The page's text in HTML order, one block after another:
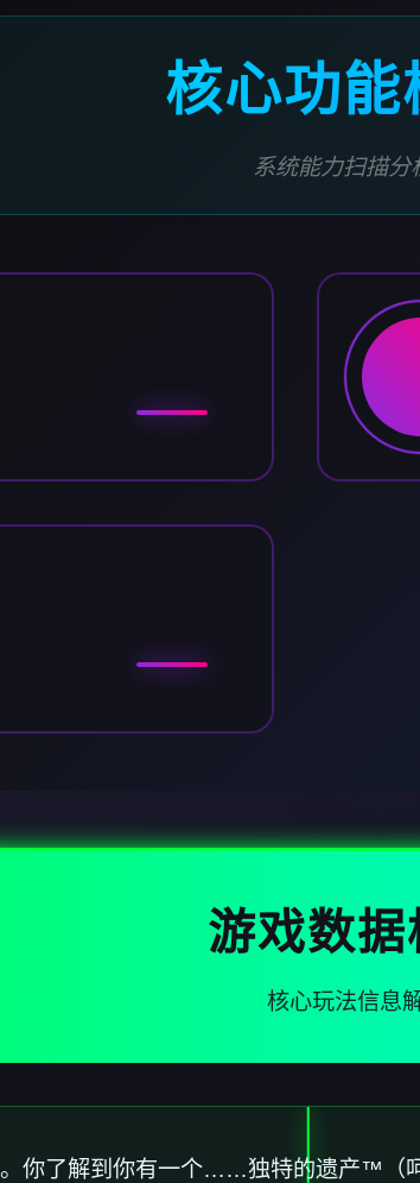
核心功能
系统能力扫描分
游戏数据
核心玩法信息
你了解到你有一个……独特的遗产™（